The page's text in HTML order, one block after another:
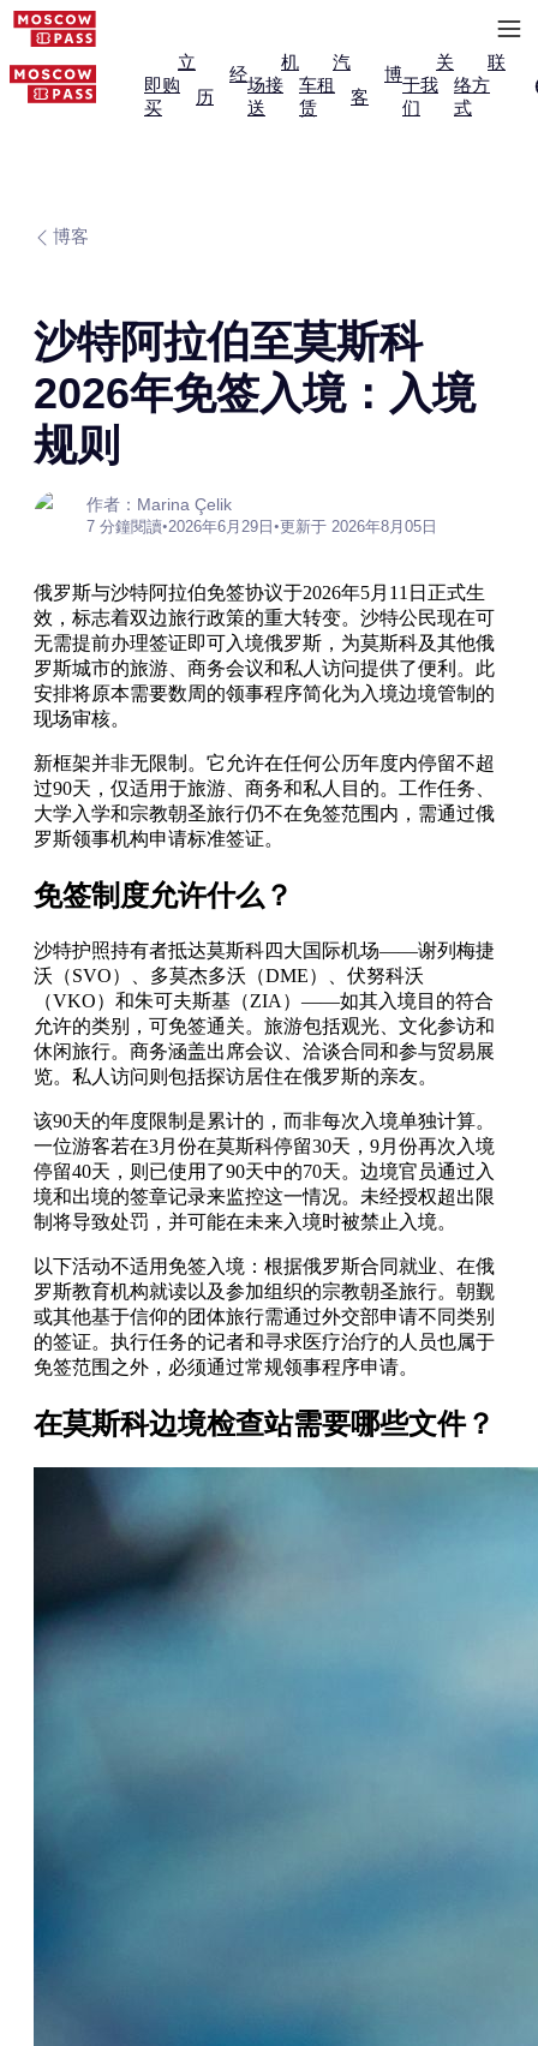
立
即购
买
经
历
机
场接
送
汽
车租
赁
博
客
关
于我
们
联
络方
式
博客
沙特阿拉伯至莫斯科
2026年免签入境：入境
规则
作者：Marina Çelik
7 分鐘閱讀•2026年6月29日 •更新于 2026年8月05日
俄罗斯与沙特阿拉伯免签协议于2026年5月11日正式生
效，标志着双边旅行政策的重大转变。沙特公民现在可
无需提前办理签证即可入境俄罗斯，为莫斯科及其他俄
罗斯城市的旅游、商务会议和私人访问提供了便利。此
安排将原本需要数周的领事程序简化为入境边境管制的
现场审核。
新框架并非无限制。它允许在任何公历年度内停留不超
过90天，仅适用于旅游、商务和私人目的。工作任务、
大学入学和宗教朝圣旅行仍不在免签范围内，需通过俄
罗斯领事机构申请标准签证。
免签制度允许什么？
沙特护照持有者抵达莫斯科四大国际机场——谢列梅捷
沃（SVO）、多莫杰多沃（DME）、伏努科沃
（VKO）和朱可夫斯基（ZIA）——如其入境目的符合
允许的类别，可免签通关。旅游包括观光、文化参访和
休闲旅行。商务涵盖出席会议、洽谈合同和参与贸易展
览。私人访问则包括探访居住在俄罗斯的亲友。
该90天的年度限制是累计的，而非每次入境单独计算。
一位游客若在3月份在莫斯科停留30天，9月份再次入境
停留40天，则已使用了90天中的70天。边境官员通过入
境和出境的签章记录来监控这一情况。未经授权超出限
制将导致处罚，并可能在未来入境时被禁止入境。
以下活动不适用免签入境：根据俄罗斯合同就业、在俄
罗斯教育机构就读以及参加组织的宗教朝圣旅行。朝觐
或其他基于信仰的团体旅行需通过外交部申请不同类别
的签证。执行任务的记者和寻求医疗治疗的人员也属于
免签范围之外，必须通过常规领事程序申请。
在莫斯科边境检查站需要哪些文件？